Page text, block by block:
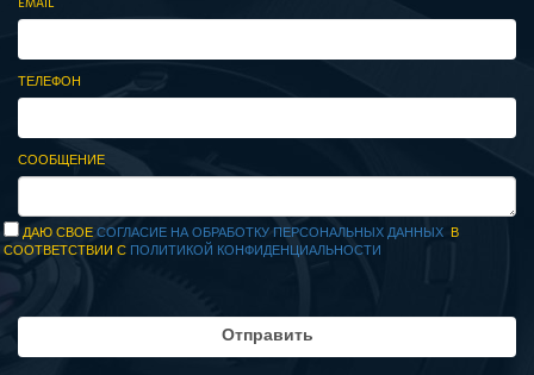
ТЕЛЕФОН
СООБЩЕНИЕ
ДАЮ СВОЕСОГЛАСИЕ НА ОБРАБОТКУ ПЕРСОНАЛЬНЫХ ДАННЫХ В
СООТВЕТСТВИИ С ПОЛИТИКОЙ КОНФИДЕНЦИАЛЬНОСТИ